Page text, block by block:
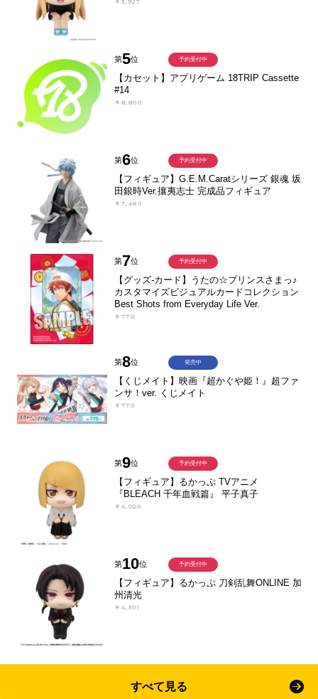
￥3,927
第5位
【カセット】アプリゲーム 18TRIP Cassette
#14
￥8,800
予約受付中
第6位
【フィギュア】G.E.M.Caratシリーズ 銀魂 坂
田銀時Ver.攘夷志士 完成品フィギュア
￥7,480
予約受付中
第7位
【グッズ-カード】うたの☆プリンスさまっ♪
カスタマイズビジュアルカードコレクション
Best Shots from Everyday Life Ver.
￥770
予約受付中
第8位
【くじメイト】映画『超かぐや姫！』超ファ
ンサ！ver. くじメイト
￥770
発売中
第9位
【フィギュア】るかっぷ TVアニメ
『BLEACH 千年血戦篇』 平子真子
￥4,020
予約受付中
第10位
【フィギュア】るかっぷ 刀剣乱舞ONLINE 加
州清光
￥4,301
予約受付中
すべて見る